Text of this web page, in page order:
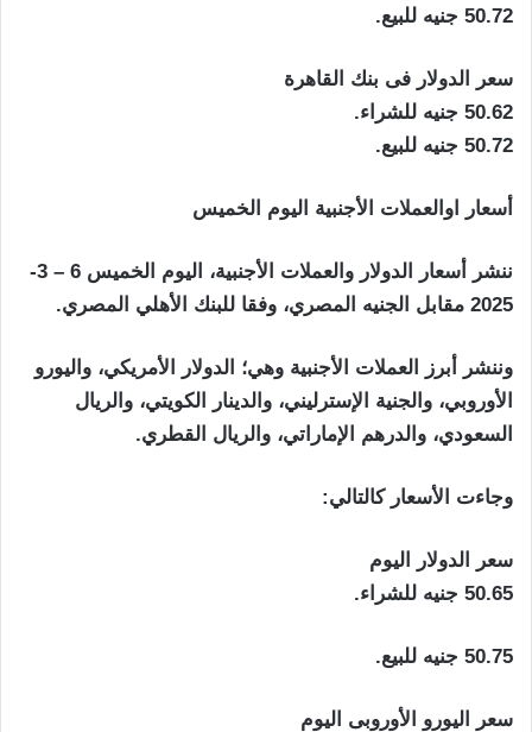
50.72 جنيه للبيع.
سعر الدولار فى بنك القاهرة
50.62 جنيه للشراء.
50.72 جنيه للبيع.
أسعار اوالعملات الأجنبية اليوم الخميس
ننشر أسعار الدولار والعملات الأجنبية، اليوم الخميس 6 – 3-
2025 مقابل الجنيه المصري، وفقا للبنك الأهلي المصري.
وننشر أبرز العملات الأجنبية وهي؛ الدولار الأمريكي، واليورو
الأوروبي، والجنية الإسترليني، والدينار الكويتي، والريال
السعودي، والدرهم الإماراتي، والريال القطري.
وجاءت الأسعار كالتالي:
سعر الدولار اليوم
50.65 جنيه للشراء.
50.75 جنيه للبيع.
سعر اليورو الأوروبى اليوم